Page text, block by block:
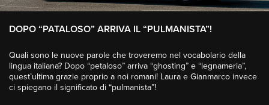
DOPO “PATALOSO” ARRIVA IL “PULMANISTA”!
Quali sono le nuove parole che troveremo nel vocabolario della
lingua italiana? Dopo “petaloso” arriva “ghosting” e “legnameria”,
quest’ultima grazie proprio a noi romani! Laura e Gianmarco invece
ci spiegano il significato di “pulmanista”!